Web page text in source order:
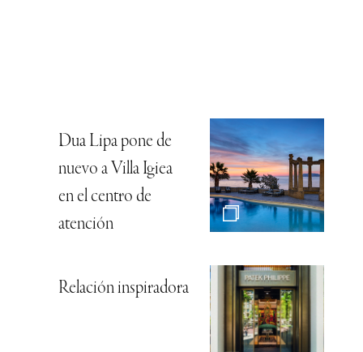
Dua Lipa pone de
nuevo a Villa Igiea
en el centro de
atención
Relación inspiradora